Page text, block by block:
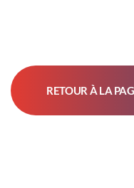
RETOUR À LA